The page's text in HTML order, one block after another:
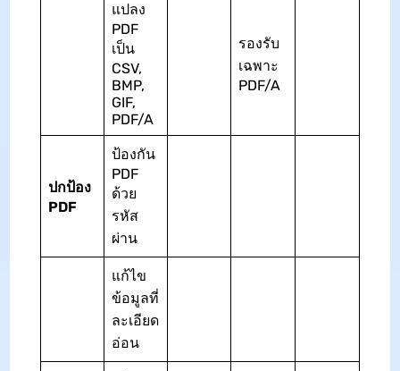
แปลง
PDF
เป็น
CSV,
BMP,
GIF,
PDF/A
รองรับ
เฉพาะ
PDF/A
ปกป้อง
PDF
ป้องกัน
PDF
ด้วย
รหัส
ผ่าน
แก้ไข
ข้อมูลที่
ละเอียด
อ่อน